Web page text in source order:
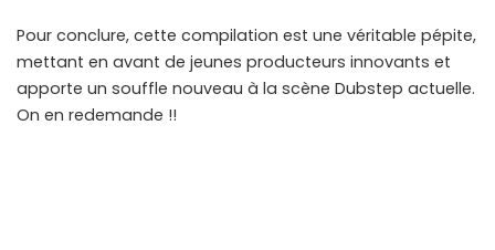
Pour conclure, cette compilation est une véritable pépite,
mettant en avant de jeunes producteurs innovants et
apporte un souffle nouveau à la scène Dubstep actuelle.
On en redemande !!